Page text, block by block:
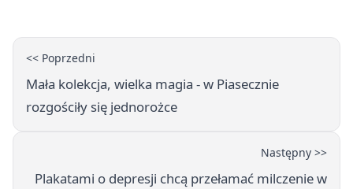
<< Poprzedni
Mała kolekcja, wielka magia - w Piasecznie
rozgościły się jednorożce
Następny >>
Plakatami o depresji chcą przełamać milczenie w